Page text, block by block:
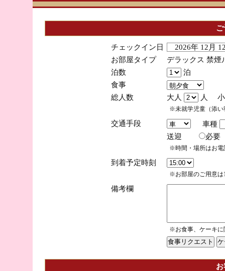
チェックイン日
2026年 12月
お部屋タイプ
デラックス 禁煙
泊数
泊
食事
総人数
大人 人 小
※未就学児童（添い
交通手段
車種
送迎
必
※時間・場所はお電
到着予定時刻
※お部屋のご用意は
備考欄
※お食事、ケーキに